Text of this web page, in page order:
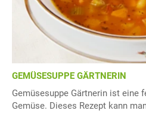
GEMÜSESUPPE GÄRTNERIN
Gemüsesuppe Gärtnerin ist eine
Gemüse. Dieses Rezept kann